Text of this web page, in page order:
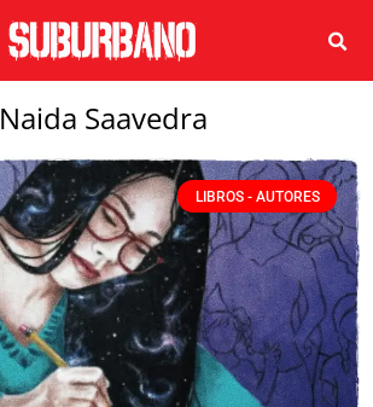
Naida Saavedra
LIBROS - AUTORES